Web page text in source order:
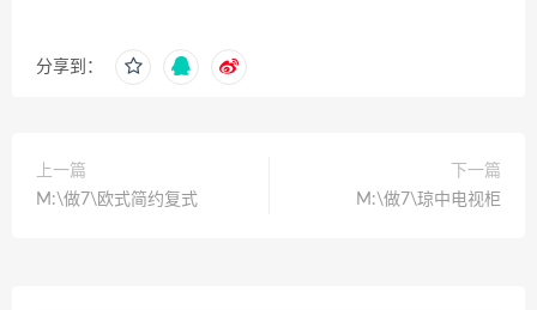
分享到：
上一篇
M:\做7\欧式简约复式
下一篇
M:\做7\琼中电视柜